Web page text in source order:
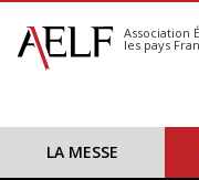
S'abonner
Calendrier
Association
les pays
LA MESSE